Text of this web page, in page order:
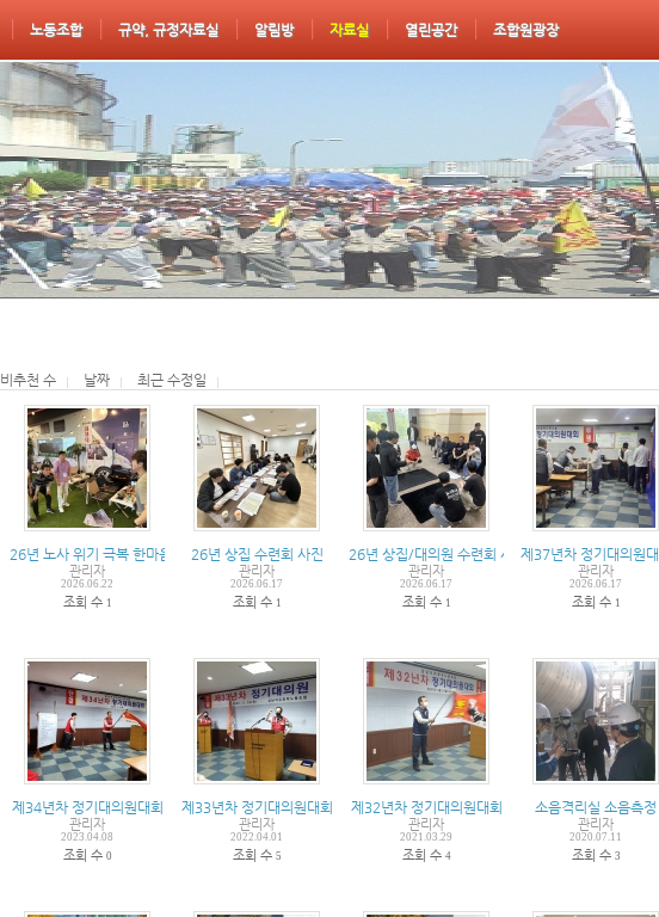
노동조합 규약, 규정자료실 알림방 자료실 열린공간 조합원광장
비추천 수 날짜 최근 수정일
26년 노사 위기 극복 한마음 워크샵
관리자
2026.06.22
조회 수 1
26년 상집 수련회 사진
관리자
2026.06.17
조회 수 1
26년 상집/대의원 수련회 사진
관리자
2026.06.17
조회 수 1
제37년차 정기대의원
관리자
2026.06.17
조회 수 1
제34년차 정기대의원대회
관리자
2023.04.08
조회 수 0
제33년차 정기대의원대회
관리자
2022.04.01
조회 수 5
제32년차 정기대의원대회
관리자
2021.03.29
조회 수 4
소음격리실 소음측정
관리자
2020.07.11
조회 수 3